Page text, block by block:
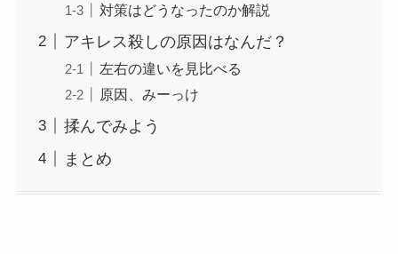
対策はどうなったのか解説
アキレス殺しの原因はなんだ？
左右の違いを見比べる
原因、みーっけ
揉んでみよう
まとめ